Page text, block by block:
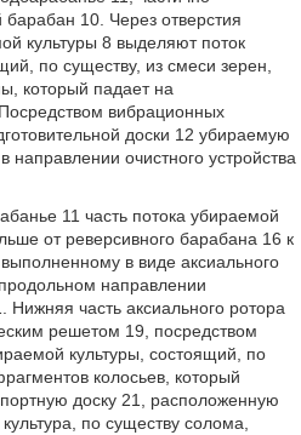
10. Через отверстия
культуры 8 выделяют поток
по существу, из смеси зерен,
который падает на
вибрационных
доски 12 убираемую
направлении очистного устройства
11 часть потока убираемой
от реверсивного барабана 16 к
в виде аксиального
направлении
Нижняя часть аксиального ротора
решетом 19, посредством
культуры, состоящий, по
колосьев, который
доску 21, расположенную
по существу солома,